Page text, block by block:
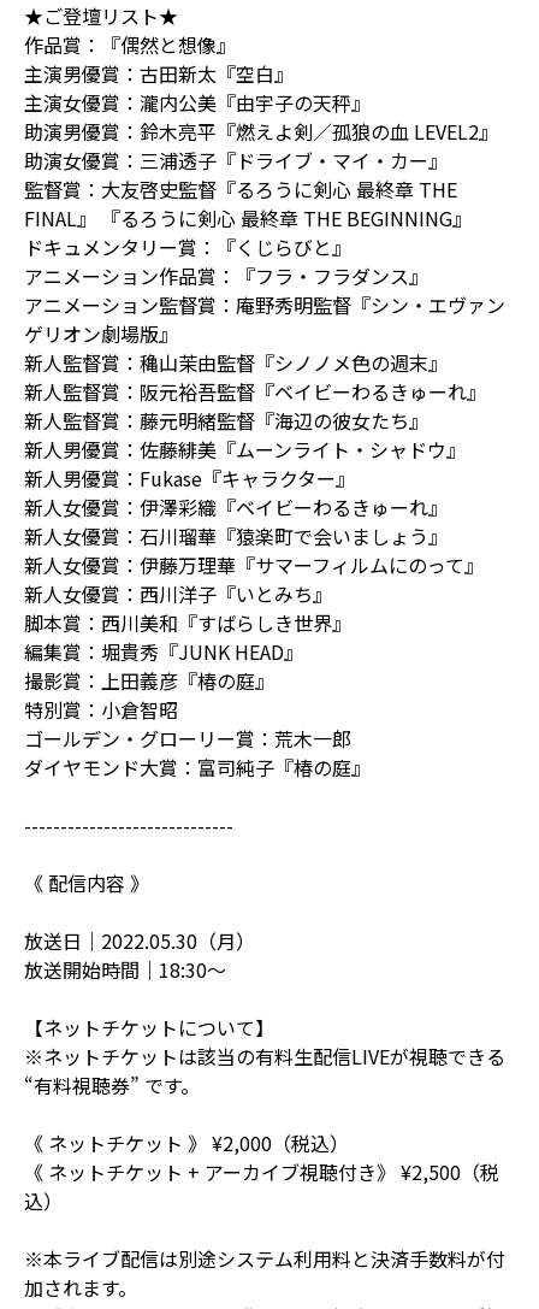
★ご登壇リスト★
作品賞：『偶然と想像』
主演男優賞：古⽥新太『空⽩』
主演⼥優賞：瀧内公美『由宇⼦の天秤』
助演男優賞：鈴⽊亮平『燃えよ剣／孤狼の⾎ LEVEL2』
助演⼥優賞：三浦透⼦『ドライブ・マイ・カー』
監督賞：⼤友啓史監督『るろうに剣⼼ 最終章 THE
FINAL』 『るろうに剣⼼ 最終章 THE BEGINNING』
ドキュメンタリー賞：『くじらびと』
アニメーション作品賞：『フラ・フラダンス』
アニメーション監督賞：庵野秀明監督『シン・エヴァン
ゲリオン劇場版』
新⼈監督賞：穐⼭茉由監督『シノノメ⾊の週末』
新⼈監督賞：阪元裕吾監督『ベイビーわるきゅーれ』
新⼈監督賞：藤元明緒監督『海辺の彼⼥たち』
新⼈男優賞：佐藤緋美『ムーンライト・シャドウ』
新⼈男優賞：Fukase『キャラクター』
新⼈⼥優賞：伊澤彩織『ベイビーわるきゅーれ』
新⼈⼥優賞：⽯川瑠華『猿楽町で会いましょう』
新⼈⼥優賞：伊藤万理華『サマーフィルムにのって』
新⼈⼥優賞：⻄川洋⼦『いとみち』
脚本賞：⻄川美和『すばらしき世界』
編集賞：堀貴秀『JUNK HEAD』
撮影賞：上⽥義彦『椿の庭』
特別賞：⼩倉智昭
ゴールデン・グローリー賞：荒⽊⼀郎
ダイヤモンド⼤賞：富司純⼦『椿の庭』
-----------------------------
《 配信内容 》
放送日｜2022.05.30（月）
放送開始時間｜18:30〜
【ネットチケットについて】
※ネットチケットは該当の有料生配信LIVEが視聴できる
“有料視聴券” です。
《 ネットチケット 》 ¥2,000（税込）
《 ネットチケット + アーカイブ視聴付き》 ¥2,500（税
込）
※本ライブ配信は別途システム利用料と決済手数料が付
加されます。